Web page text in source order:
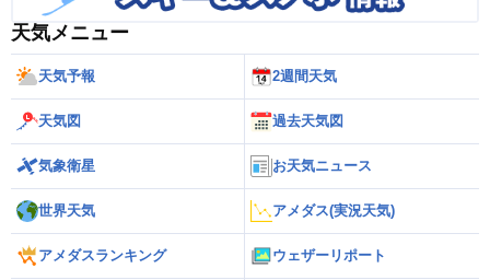
天気メニュー
天気予報 2週間天気
天気図 過去天気図
気象衛星 お天気ニュース
世界天気 アメダス(実況天気)
アメダスランキング ウェザーリポート